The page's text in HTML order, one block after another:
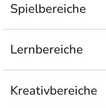
Spielbereiche
Lernbereiche
Kreativbereiche